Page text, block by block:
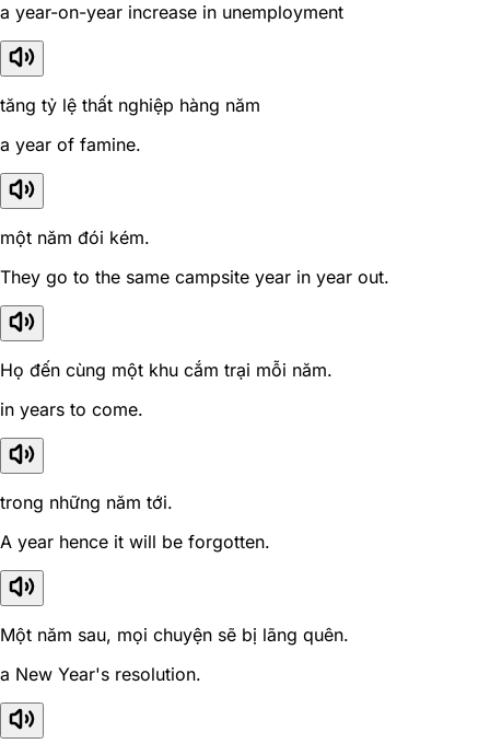
a year-on-year increase in unemployment
tăng tỷ lệ thất nghiệp hàng năm
a year of famine.
một năm đói kém.
They go to the same campsite year in year out.
Họ đến cùng một khu cắm trại mỗi năm.
in years to come.
trong những năm tới.
A year hence it will be forgotten.
Một năm sau, mọi chuyện sẽ bị lãng quên.
a New Year's resolution.